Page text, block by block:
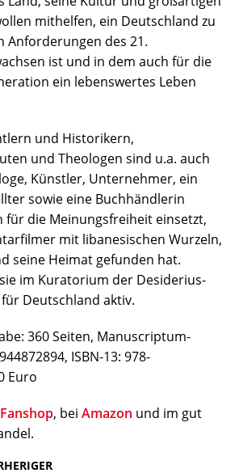
mithelfen, ein Deutschland zu
Anforderungen des 21.
ist und in dem auch für die
ein lebenswertes Leben
und Historikern,
und Theologen sind u.a. auch
Künstler, Unternehmer, ein
sowie eine Buchhändlerin
für die Meinungsfreiheit einsetzt,
mit libanesischen Wurzeln,
seine Heimat gefunden hat.
im Kuratorium der Desiderius-
Deutschland aktiv.
360 Seiten, Manuscriptum-
ISBN-13: 978-
Euro
, bei Amazon und im gut
unserer Website. Einige von ihnen sind
uns helfen, diese Website und Ihre
alt sind und Ihre Zustimmung zu freiwilligen
und andere Technologien auf unserer
sind essenziell, während andere uns
Ihre Erfahrung zu verbessern.
Weitere Informationen über die
finden Sie in unserer